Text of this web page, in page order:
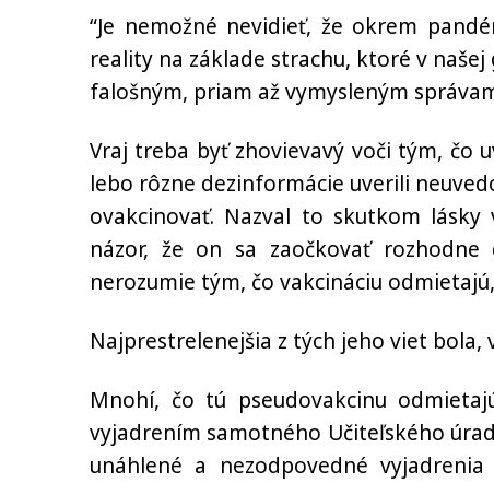
“Je nemožné nevidieť, že okrem
reality na základe strachu, ktoré v
falošným, priam až vymysleným
Vraj treba byť zhovievavý voči tým, čo
lebo rôzne dezinformácie uverili
ovakcinovať. Nazval to skutkom
názor, že on sa zaočkovať
nerozumie tým, čo vakcináciu
Najprestrelenejšia z tých jeho viet bola,
Mnohí, čo tú pseudovakcinu
vyjadrením samotného Učiteľského
unáhlené a nezodpovedné